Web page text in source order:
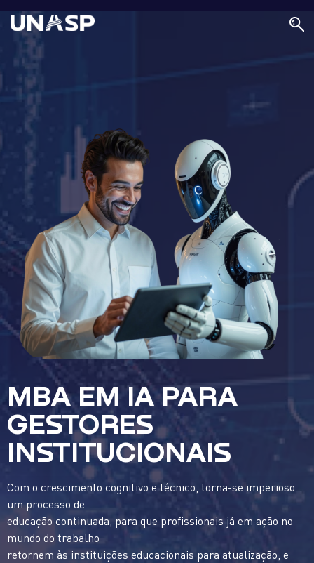
MBA EM IA PARA
GESTORES
INSTITUCIONAIS
Com o crescimento cognitivo e técnico, torna-se imperioso
um processo de
educação continuada, para que profissionais já em ação no
mundo do trabalho
retornem às instituições educacionais para atualização, e